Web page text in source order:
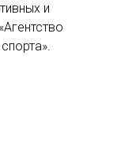
и